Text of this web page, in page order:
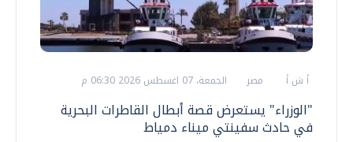
أ ش أ مصر الجمعة، 07 اغسطس 2026 06:30 م
"الوزراء" يستعرض قصة أبطال القاطرات البحرية
في حادث سفينتي ميناء دمياط